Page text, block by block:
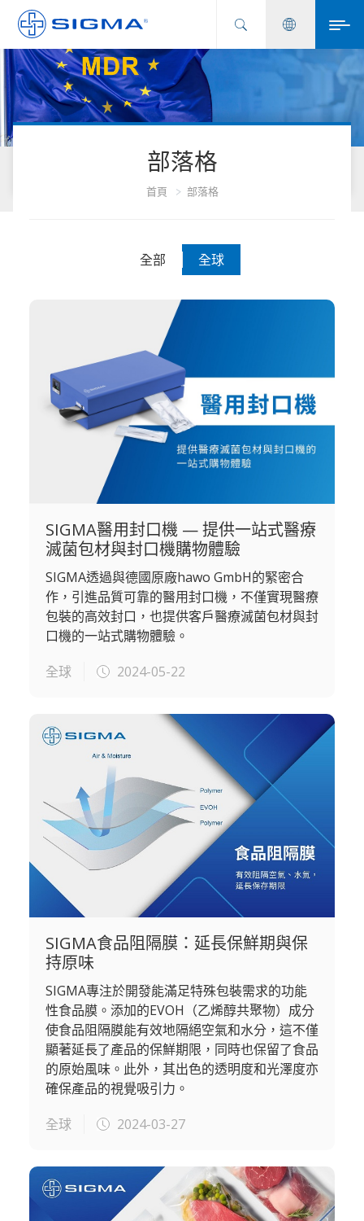
部落格
首頁 部落格
全部 全球
SIGMA醫用封口機 — 提供一站式醫療
滅菌包材與封口機購物體驗
SIGMA透過與德國原廠hawo GmbH的緊密合
作，引進品質可靠的醫用封口機，不僅實現醫療
包裝的高效封口，也提供客戶醫療滅菌包材與封
口機的一站式購物體驗。
全球
2024-05-22
SIGMA食品阻隔膜：延長保鮮期與保
持原味
SIGMA專注於開發能滿足特殊包裝需求的功能
性食品膜。添加的EVOH（乙烯醇共聚物）成分
使食品阻隔膜能有效地隔絕空氣和水分，這不僅
顯著延長了產品的保鮮期限，同時也保留了食品
的原始風味。此外，其出色的透明度和光澤度亦
確保產品的視覺吸引力。
全球
2024-03-27